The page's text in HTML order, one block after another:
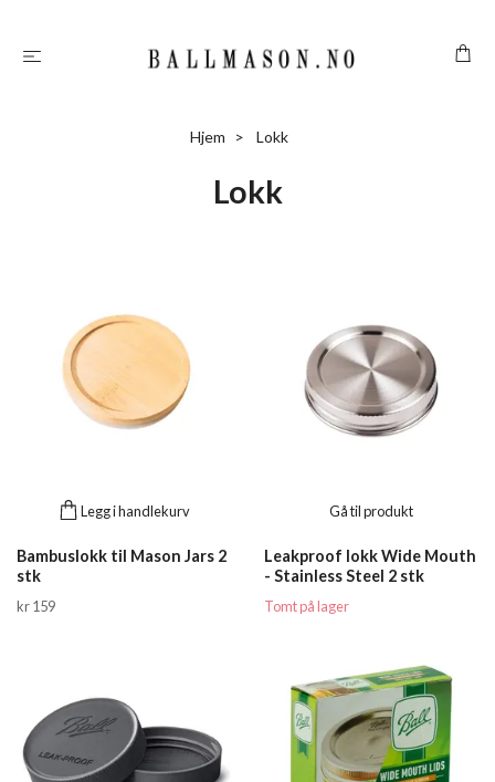
Hjem Lokk
Lokk
Legg i handlekurv
Bambuslokk til Mason Jars 2
stk
kr 159
Gå til produkt
Leakproof lokk Wide Mouth
- Stainless Steel 2 stk
Tomt på lager